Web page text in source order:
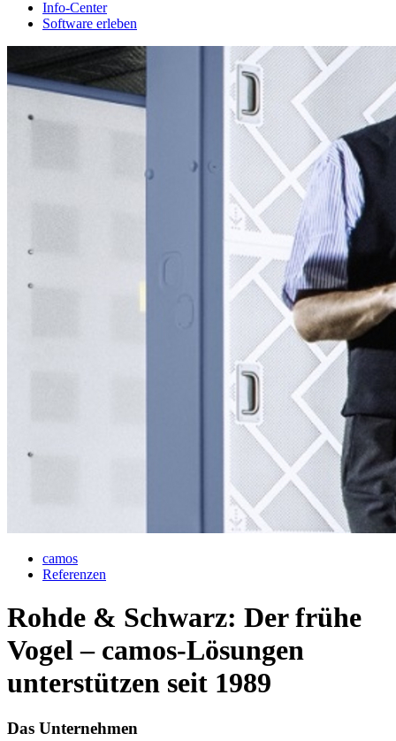
Info-Center
Software erleben
camos
Referenzen
Rohde & Schwarz: Der frühe
Vogel – camos-Lösungen
unterstützen seit 1989
Das Unternehmen